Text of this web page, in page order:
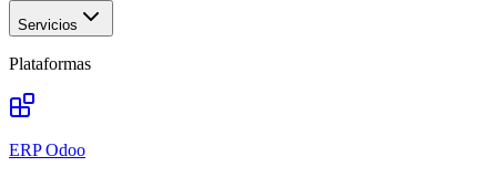
Servicios
Plataformas
ERP Odoo